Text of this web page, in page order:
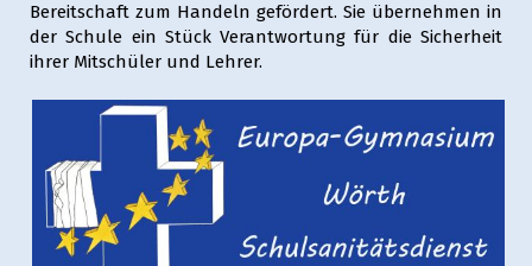
Bereitschaft zum Handeln gefördert. Sie übernehmen in
der Schule ein Stück Verantwortung für die Sicherheit
ihrer Mitschüler und Lehrer.